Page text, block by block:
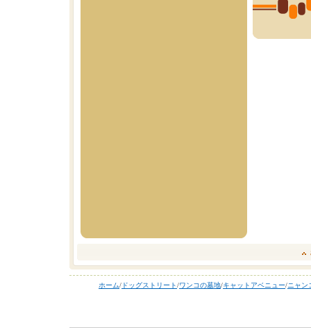
ホーム/ ドッグストリート/ワンコの墓地/キャットアベニュー/ニャン